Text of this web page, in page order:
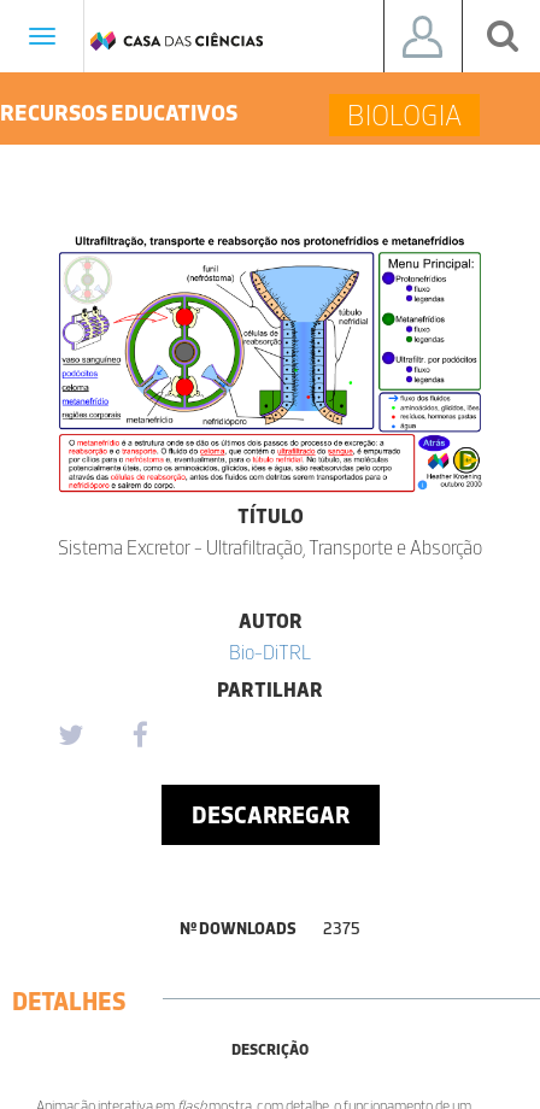
Toggle
RECURSOS EDUCATIVOS BIOLOGIA
TÍTULO
Sistema Excretor - Ultrafiltração, Transporte e Absorção
AUTOR
Bio-DiTRL
PARTILHAR
DESCARREGAR
Nº DOWNLOADS 2375
DETALHES
DESCRIÇÃO